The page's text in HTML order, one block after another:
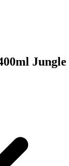
Jungle